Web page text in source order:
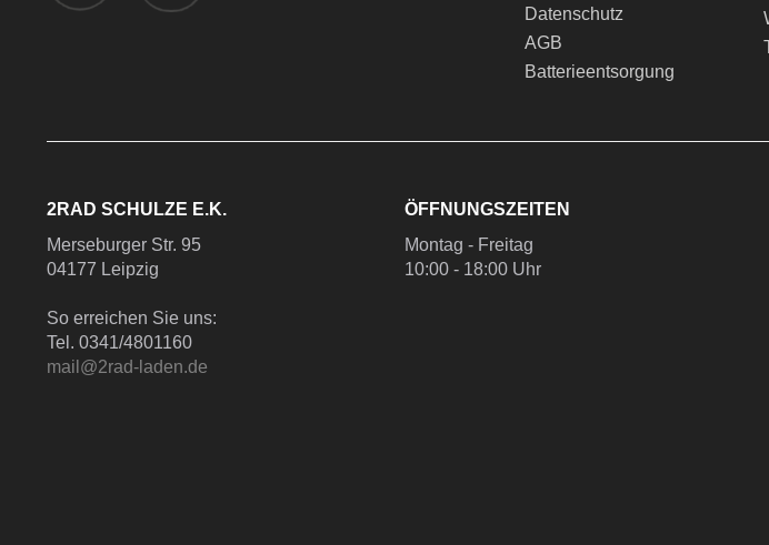
Datenschutz
AGB
Batterieentsorgung
2RAD SCHULZE E.K.
Merseburger Str. 95
04177 Leipzig
So erreichen Sie uns:
Tel. 0341/4801160
mail@2rad-laden.de
ÖFFNUNGSZEITEN
Montag - Freitag
10:00 - 18:00 Uhr